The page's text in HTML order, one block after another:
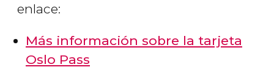
enlace:
Más información sobre la tarjeta
Oslo Pass